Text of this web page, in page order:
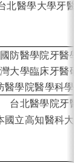
北醫學大學牙醫
國防醫學院牙醫學
大學臨床牙醫研
醫學院醫學科學
台北醫學院牙醫
國立高知醫科大